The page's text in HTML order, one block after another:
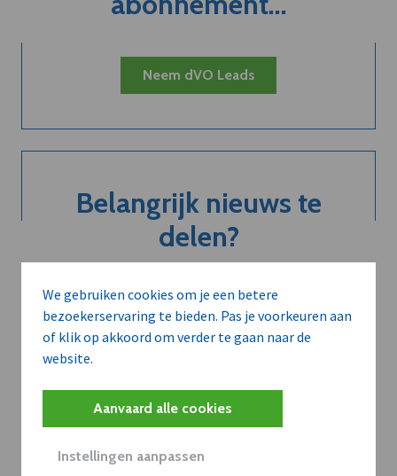
We gebruiken cookies om je een betere
bezoekerservaring te bieden. Pas je voorkeuren aan
of klik op akkoord om verder te gaan naar de
website.
Aanvaard alle cookies
Instellingen aanpassen
Neem dVO Leads
Belangrijk nieuws te
delen?
Contacteer onze redactie